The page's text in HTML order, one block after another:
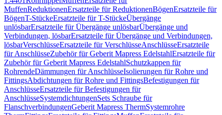
MuffenReduktionenErsatzteile für ReduktionenBögenErsatzteile für
BögenT-StückeErsatzteile für T-StückeÜbergänge
unlösbarErsatzteile für Übergänge unlösbarÜbergänge und
Verbindungen, lösbarErsatzteile für Übergänge und Verbindungen,
lösbarVerschlüsseErsatzteile für VerschlüsseAnschlüsseErsatzteile
für AnschlüsseZubehör für Geberit Mapress EdelstahlErsatzteile für
Zubehör für Geberit Mapress EdelstahlSchutzkappen für
RohrendeDämmungen für AnschlüsseIsolierungen für Rohre und
FittingsAbdichtungen für Rohre und FittingsBefestigungen für
AnschlüsseErsatzteile für Befestigungen für
AnschlüsseSystemdichtungenSets Schraube für
FlanschverbindungenGeberit Mapress ThermSystemrohre